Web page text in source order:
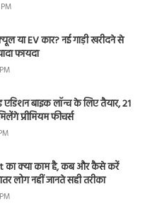
या EV कार? नई गाड़ी खरीदने से
फायदा
बाइक लॉन्च के लिए तैयार, 21
प्रीमियम फीचर्स
का क्या काम है, कब और कैसे करें
लोग नहीं जानते सही तरीका